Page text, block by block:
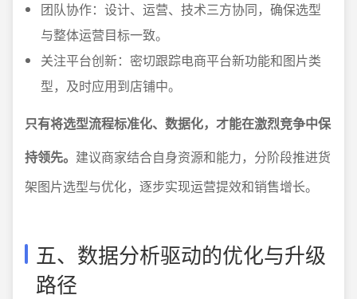
团队协作：设计、运营、技术三方协同，确保选型
与整体运营目标一致。
关注平台创新：密切跟踪电商平台新功能和图片类
型，及时应用到店铺中。
只有将选型流程标准化、数据化，才能在激烈竞争中保
持领先。 建议商家结合自身资源和能力，分阶段推进货
架图片选型与优化，逐步实现运营提效和销售增长。
五、数据分析驱动的优化与升级
路径